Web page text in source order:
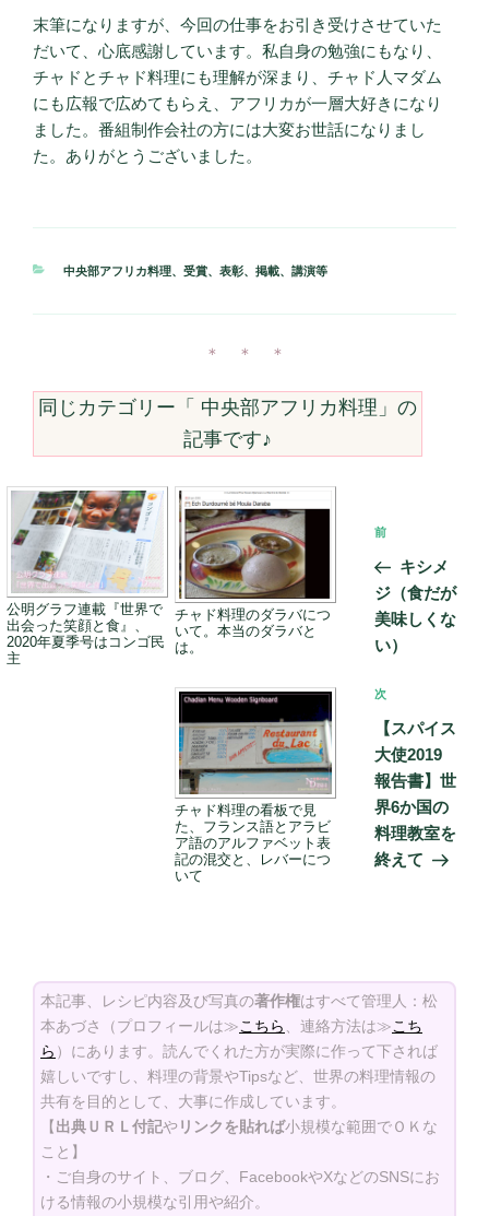
末筆になりますが、今回の仕事をお引き受けさせていた
だいて、心底感謝しています。私自身の勉強にもなり、
チャドとチャド料理にも理解が深まり、チャド人マダム
にも広報で広めてもらえ、アフリカが一層大好きになり
ました。番組制作会社の方には大変お世話になりまし
た。ありがとうございました。
カ
中央部アフリカ料理、 受賞、表彰、掲載、講演等
＊ ＊ ＊
同じカテゴリー「 中央部アフリカ料理 」の
記事です♪
公明グラフ連載『世界で
出会った笑顔と食』、
2020年夏季号はコンゴ民
主
チャド料理のダラバにつ
いて。本当のダラバと
は。
チャド料理の看板で見
た、フランス語とアラビ
ア語のアルファベット表
記の混交と、レバーにつ
いて
投
稿
ナ
ビ
ゲ
前
の
投
稿
前
キシメ
ジ（食だが
美味しくな
い）
次
の
投
稿
次
【スパイス
大使2019
報告書】世
界6か国の
料理教室を
終えて
本記事、レシピ内容及び写真の著作権はすべて管理人：松
本あづさ（プロフィールは≫こちら 、連絡方法は≫こち
ら ）にあります。読んでくれた方が実際に作って下されば
嬉しいですし、料理の背景やTipsなど、世界の料理情報の
共有を目的として、大事に作成しています。
【出典ＵＲＬ付記やリンクを貼れば小規模な範囲でＯＫな
こと】
・ご自身のサイト、ブログ、FacebookやXなどのSNSにお
ける情報の小規模な引用や紹介。